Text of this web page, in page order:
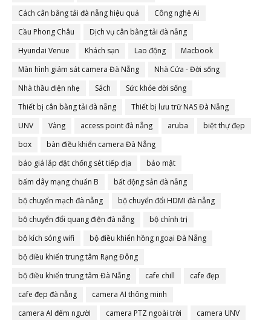
Cách cân bằng tải đà nẵng hiệu quả
Công nghệ Ai
Cầu Phong Châu
Dịch vụ cân bằng tải đà nẵng
Hyundai Venue
Khách sạn Lao động
Macbook
Màn hình giám sát camera Đà Nẵng
Nhà Cửa - Đời sống
Nhà thầu điện nhẹ
Sách
Sức khỏe đời sống
Thiết bị cân bằng tải đà nẵng
Thiết bị lưu trữ NAS Đà Nẵng
UNV
Vàng access point đà nẵng aruba
biệt thự đẹp
box
bàn điều khiển camera Đà Nẵng
báo giá lắp đặt chống sét tiếp địa
bảo mật
bấm dây mạng chuẩn B
bất động sản đà nẵng
bộ chuyển mạch đà nẵng
bộ chuyển đổi HDMI đà nẵng
bộ chuyển đổi quang điện đà nẵng
bộ chính trị
bộ kích sóng wifi
bộ điều khiển hồng ngoại Đà Nẵng
bộ điều khiển trung tâm Rạng Đông
bộ điều khiển trung tâm Đà Nẵng
cafe chill
cafe đẹp
cafe đẹp đà nẵng
camera AI thông minh
camera AI đếm người
camera PTZ ngoài trời
camera UNV